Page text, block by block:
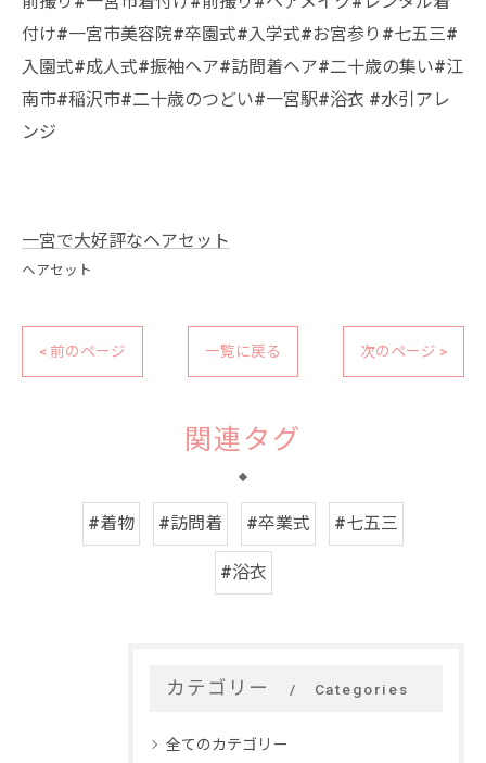
付け#一宮市美容院#卒園式#入学式#お宮参り#七五三#
入園式#成人式#振袖ヘア#訪問着ヘア#二十歳の集い#江
南市#稲沢市#二十歳のつどい#一宮駅#浴衣 #水引アレ
ンジ
一宮で大好評なヘアセット
ヘアセット
< 前のページ 一覧に戻る 次のページ >
関連タグ
#着物 #訪問着 #卒業式 #七五三
#浴衣
カテゴリー Categories
全てのカテゴリー